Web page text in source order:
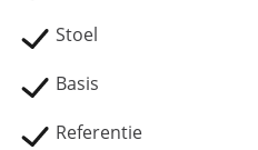
Stoel
Basis
Referentie